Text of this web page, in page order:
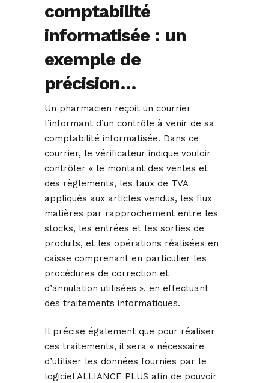
comptabilité
informatisée : un
exemple de
précision…
Un pharmacien reçoit un courrier
l’informant d’un contrôle à venir de sa
comptabilité informatisée. Dans ce
courrier, le vérificateur indique vouloir
contrôler « le montant des ventes et
des règlements, les taux de TVA
appliqués aux articles vendus, les flux
matières par rapprochement entre les
stocks, les entrées et les sorties de
produits, et les opérations réalisées en
caisse comprenant en particulier les
procédures de correction et
d’annulation utilisées », en effectuant
des traitements informatiques.
Il précise également que pour réaliser
ces traitements, il sera « nécessaire
d’utiliser les données fournies par le
logiciel ALLIANCE PLUS afin de pouvoir